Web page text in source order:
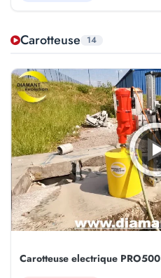
Carotteuse 14
Carotteuse electrique PRO500